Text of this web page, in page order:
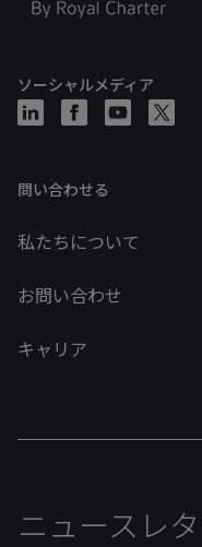
ソーシャルメディア
問い合わせる
私たちについて
お問い合わせ
キャリア
ニュースレ